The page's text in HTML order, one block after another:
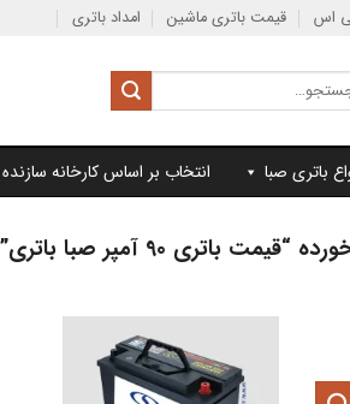
اس قیمت باتری ماشین امداد باتری
باتری صبا انتخاب بر اساس کارخانه سازنده
90 آمپر صبا باتری”